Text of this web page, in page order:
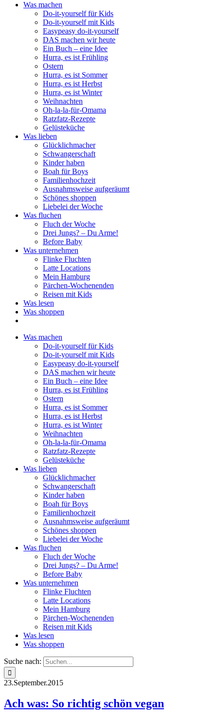
Was machen
Do-it-yourself für Kids
Do-it-yourself mit Kids
Easypeasy do-it-yourself
DAS machen wir heute
Ein Buch – eine Idee
Hurra, es ist Frühling
Ostern
Hurra, es ist Sommer
Hurra, es ist Herbst
Hurra, es ist Winter
Weihnachten
Oh-la-la-für-Omama
Ratzfatz-Rezepte
Gelüsteküche
Was lieben
Glücklichmacher
Schwangerschaft
Kinder haben
Boah für Boys
Familienhochzeit
Ausnahmsweise aufgeräumt
Schönes shoppen
Liebelei der Woche
Was fluchen
Fluch der Woche
Drei Jungs? – Du Arme!
Before Baby
Was unternehmen
Flinke Fluchten
Latte Locations
Mein Hamburg
Pärchen-Wochenenden
Reisen mit Kids
Was lesen
Was shoppen
Was machen
Do-it-yourself für Kids
Do-it-yourself mit Kids
Easypeasy do-it-yourself
DAS machen wir heute
Ein Buch – eine Idee
Hurra, es ist Frühling
Ostern
Hurra, es ist Sommer
Hurra, es ist Herbst
Hurra, es ist Winter
Weihnachten
Oh-la-la-für-Omama
Ratzfatz-Rezepte
Gelüsteküche
Was lieben
Glücklichmacher
Schwangerschaft
Kinder haben
Boah für Boys
Familienhochzeit
Ausnahmsweise aufgeräumt
Schönes shoppen
Liebelei der Woche
Was fluchen
Fluch der Woche
Drei Jungs? – Du Arme!
Before Baby
Was unternehmen
Flinke Fluchten
Latte Locations
Mein Hamburg
Pärchen-Wochenenden
Reisen mit Kids
Was lesen
Was shoppen
Suche nach:
23.September.2015
Ach was: So richtig schön vegan